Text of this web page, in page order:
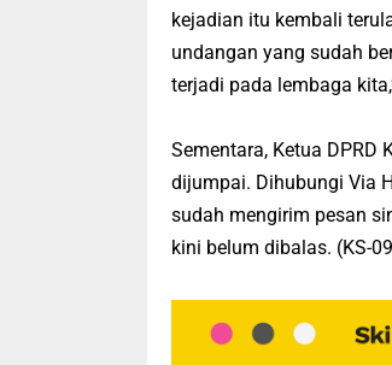
kejadian itu kembali
undangan yang sudah
terjadi pada lembaga
Sementara, Ketua
dijumpai. Dihubungi Via
sudah mengirim pesan
kini belum dibalas. (KS-